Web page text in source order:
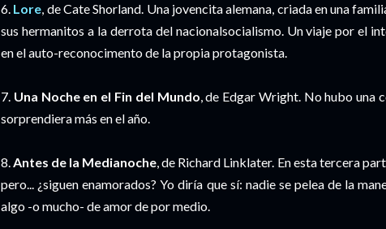
6. Lore, de Cate Shorland. Una jovencita alemana, criada en una
sus hermanitos a la derrota del nacionalsocialismo. Un viaje por el
en el auto-reconocimento de la propia protagonista.
7. Una Noche en el Fin del Mundo, de Edgar Wright. No hubo una
sorprendiera más en el año.
8.Antes de la Medianoche, de Richard Linklater. En esta tercera
pero... ¿siguen enamorados? Yo diría que sí: nadie se pelea de la
algo -o mucho- de amor de por medio.